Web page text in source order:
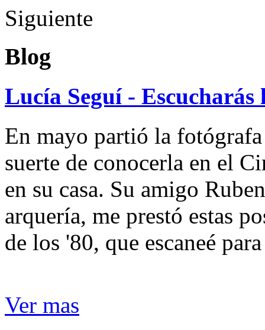
Siguiente
Blog
Lucía Seguí - Escucharás
En mayo partió la
suerte de conocerla en el
en su casa. Su amigo
arquería, me prestó estas
de los '80, que escaneé
Ver mas